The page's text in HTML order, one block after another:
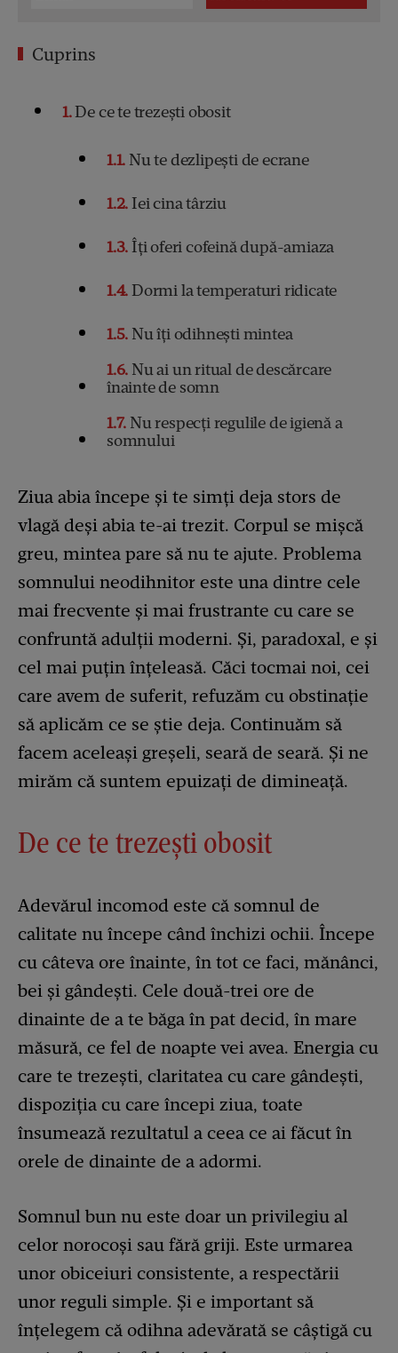
Cuprins
1De ce te trezești obosit
1.1 Nu te dezlipești de ecrane
1.2 Iei cina târziu
1.3 Îți oferi cofeină după-amiaza
1.4 Dormi la temperaturi ridicate
1.5 Nu îți odihnești mintea
1.6 Nu ai un ritual de descărcare
înainte de somn
1.7 Nu respecți regulile de igienă a
somnului
Ziua abia începe și te simți deja stors de
vlagă deși abia te-ai trezit. Corpul se mișcă
greu, mintea pare să nu te ajute. Problema
somnului neodihnitor este una dintre cele
mai frecvente și mai frustrante cu care se
confruntă adulții moderni. Și, paradoxal, e și
cel mai puțin înțeleasă. Căci tocmai noi, cei
care avem de suferit, refuzăm cu obstinație
să aplicăm ce se știe deja. Continuăm să
facem aceleași greșeli, seară de seară. Și ne
mirăm că suntem epuizați de dimineață.
De ce te trezești obosit
Adevărul incomod este că somnul de
calitate nu începe când închizi ochii. Începe
cu câteva ore înainte, în tot ce faci, mănânci,
bei și gândești. Cele două-trei ore de
dinainte de a te băga în pat decid, în mare
măsură, ce fel de noapte vei avea. Energia cu
care te trezești, claritatea cu care gândești,
dispoziția cu care începi ziua, toate
însumează rezultatul a ceea ce ai făcut în
orele de dinainte de a adormi.
Somnul bun nu este doar un privilegiu al
celor norocoși sau fără griji. Este urmarea
unor obiceiuri consistente, a respectării
unor reguli simple. Și e important să
înțelegem că odihna adevărată se câștigă cu